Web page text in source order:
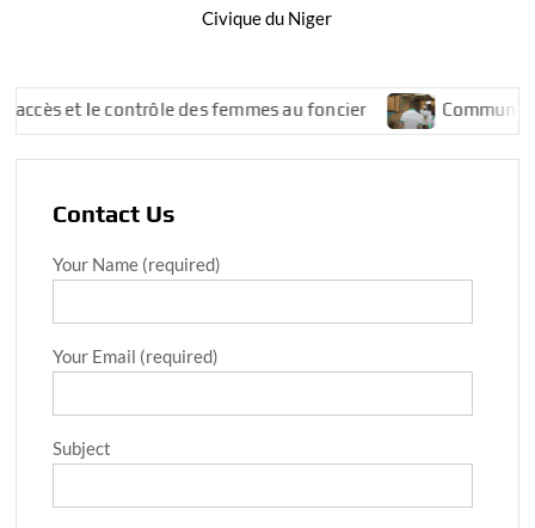
Civique du Niger
et le contrôle des femmes au foncier Communiqué
Contact Us
Your Name (required)
Your Email (required)
Subject